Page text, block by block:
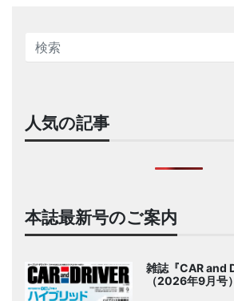
人気の記事
本誌最新号のご案内
雑誌『CAR and
（2026年9月号）